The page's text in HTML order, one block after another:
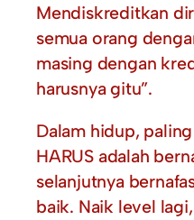
Mendiskreditkan
semua orang
masing dengan
harusnya gitu”.
Dalam hidup,
HARUS adalah
selanjutnya
baik. Naik level